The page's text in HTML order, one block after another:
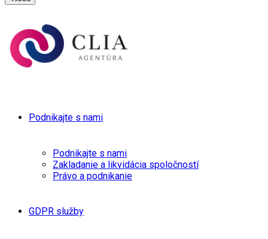
Podnikajte s nami
Podnikajte s nami
Zakladanie a likvidácia spoločností
Právo a podnikanie
GDPR služby